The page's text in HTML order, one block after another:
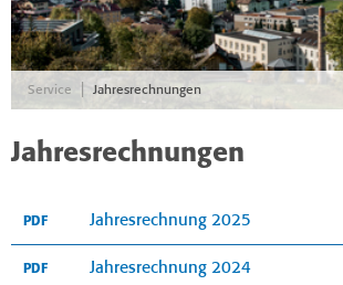
Service Jahresrechnungen
Jahresrechnungen
PDF Jahresrechnung 2025
PDF Jahresrechnung 2024